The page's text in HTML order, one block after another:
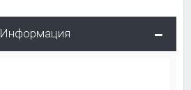
Информация